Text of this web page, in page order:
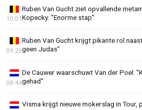
Ruben Van Gucht ziet opvallende
Kopecky: "Enorme stap"
10:01
Ruben Van Gucht krijgt pikante rol
geen Judas"
09:23
De Cauwer waarschuwt Van der Poel:
gehad"
08:44
Visma krijgt nieuwe mokerslag in Tour,